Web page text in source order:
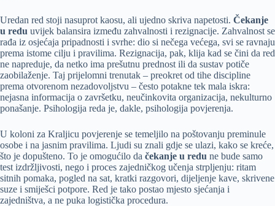
Uredan red stoji nasuprot kaosu, ali ujedno skriva napetosti. Čekanje
u redu uvijek balansira između zahvalnosti i rezignacije. Zahvalnost se
rađa iz osjećaja pripadnosti i svrhe: dio si nečega većega, svi se ravnaju
prema istome cilju i pravilima. Rezignacija, pak, klija kad se čini da red
ne napreduje, da netko ima prešutnu prednost ili da sustav potiče
zaobilaženje. Taj prijelomni trenutak – preokret od tihe discipline
prema otvorenom nezadovoljstvu – često potakne tek mala iskra:
nejasna informacija o završetku, neučinkovita organizacija, nekulturno
ponašanje. Psihologija reda je, dakle, psihologija povjerenja.
U koloni za Kraljicu povjerenje se temeljilo na poštovanju preminule
osobe i na jasnim pravilima. Ljudi su znali gdje se ulazi, kako se kreće,
što je dopušteno. To je omogućilo da čekanje u redu ne bude samo
test izdržljivosti, nego i proces zajedničkog učenja strpljenju: ritam
sitnih pomaka, pogled na sat, kratki razgovori, dijeljenje kave, skrivene
suze i smiješci potpore. Red je tako postao mjesto sjećanja i
zajedništva, a ne puka logistička procedura.